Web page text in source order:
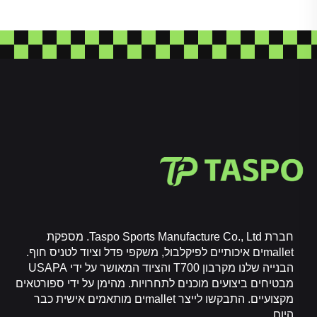
איכותי שמשמר את הקפיצה גם לאחר שעות של משחק,
והעטיפה הפקעת עשויה תערובת משופרת של צמר או ניילון
שנותרת שלמה, וכך מונעת מהכדור לאבד את תכונות
חזקה מפוליאוריתן שמחזיקה מעקרים מהמקלות. באמצעות
שימוש בחומרים מהדרגה הגבוהה ביותר, אנו מבטיחים
ביצועים עקביים בכל פעם: אין דבר מתסכל יותר מכדור
שאינו פועל באופן עקבי, בין אם זה כדורגל שחוזר באופן לא
סדיר, כדור טניס שאיבד את החזקה מהר מדי, או כדורסל
שחוזר מהידיים ברגע הגרוע ביותר. לכן עקביות היא ליבה
של קטגוריה של הכדור שלנו. כל כדור עובר בדיקה קפדנית
כדי לוודא שהוא עומד בסטנדרטים קפדניים של ביצועים. כדי
חברת Taspo Sports Manufacture Co., Ltd. מספקת
malletים איכותיים לפיקלבול, משקפי פדל וציוד לטניס חוף.
הבנייה שלנו מקרבון T700 והציוד המאושר על ידי USAPA
מבטיחים ביצועים מוכנים לתחרויות. מהימן על ידי ספורטאים
מקצועיים. התבקשו לייצר malletים מותאמים אישית כבר